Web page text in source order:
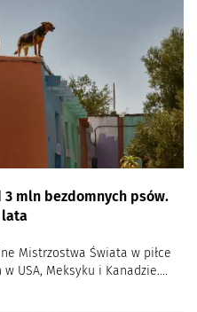
mln bezdomnych psów.
lata
Mistrzostwa Świata w piłce
USA, Meksyku i Kanadzie....